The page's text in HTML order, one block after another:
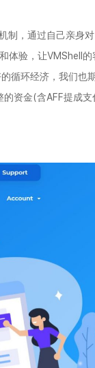
制，通过自己亲身对
体验，让VMShell的
循环经济，我们也
的资金(含AFF提成支